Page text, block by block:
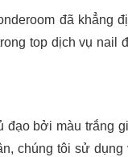
đã khẳng
top dịch vụ nail
đạo bởi màu trắng
chúng tôi sử dụng